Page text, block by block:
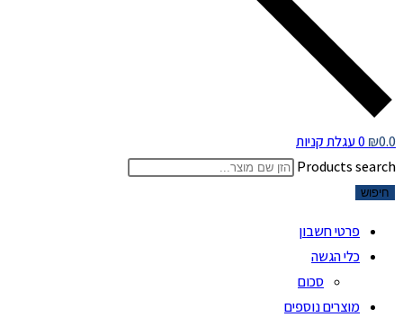
₪0.0
0 עגלת קניות
Products search
חיפוש
פרטי חשבון
כלי הגשה
סכום
מוצרים נוספים